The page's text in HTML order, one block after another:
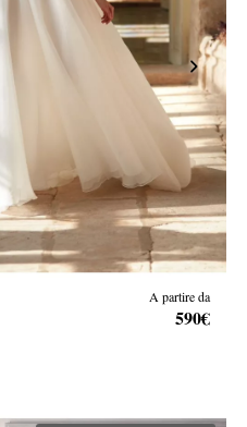
A partire da
590€